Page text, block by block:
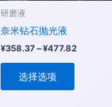
研磨液
奈米钻石抛光液
¥358.37 –¥477.82
选择选项
上
择